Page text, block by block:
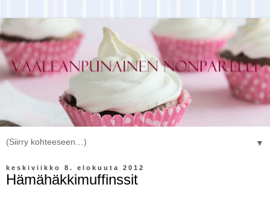
▼
keskiviikko 8. elokuuta 2012
Hämähäkkimuffinssit